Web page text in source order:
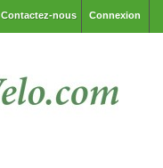
Connexion
Contactez-nous